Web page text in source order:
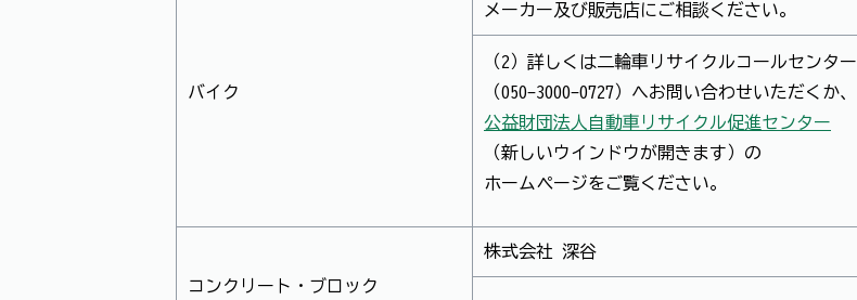
バイク
メーカー及び販売店にご相談ください。
（2）詳しくは二輪車リサイクルコールセンター
（050-3000-0727）へお問い合わせいただくか、
公益財団法人自動車リサイクル促進センター
（新しいウインドウが開きます）の
ホームページをご覧ください。
コンクリート・ブロック
株式会社 深谷